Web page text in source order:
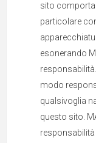
sito comporta
particolare
esonerando
modo
qualsivoglia
questo sito.
responsabilità